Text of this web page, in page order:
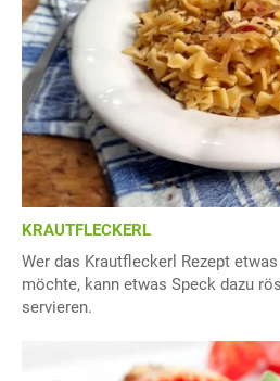
KRAUTFLECKERL
Wer das Krautfleckerl Rezept
möchte, kann etwas Speck dazu
servieren.